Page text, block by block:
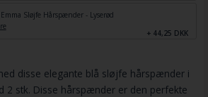
Sløjfe Hårspænder - Lyserød
+ 44,25 DKK
disse elegante blå sløjfe hårspænder i
2 stk. Disse hårspænder er den perfekte